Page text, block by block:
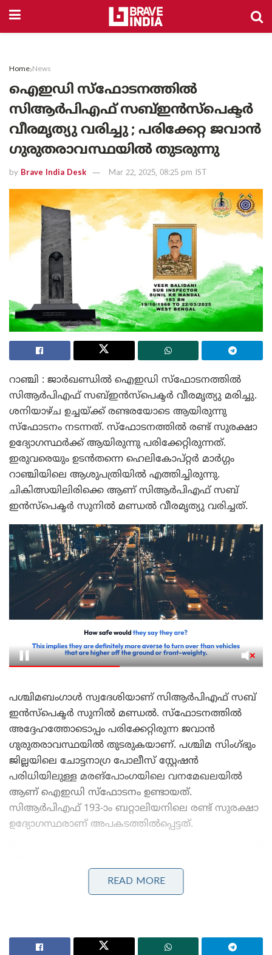
Home News
ഐഇഡി സ്ഫോടനത്തിൽ
സിആർപിഎഫ് സബ്ഇൻസ്പെക്ടർ
വീരമൃത്യു വരിച്ചു ; പരിക്കേറ്റ ജവാൻ
ഗുരുതരാവസ്ഥയിൽ തുടരുന്നു
by Brave India Desk Mar 22, 2025, 08:25 pm IST
റാഞ്ചി : ജാർഖണ്ഡിൽ ഐഇഡി സ്ഫോടനത്തിൽ
സിആർപിഎഫ് സബ്ഇൻസ്പെക്ടർ വീരമൃത്യു മരിച്ചു.
ശനിയാഴ്ച ഉച്ചയ്ക്ക് രണ്ടരയോടെ ആയിരുന്നു
സ്ഫോടനം നടന്നത്. സ്ഫോടനത്തിൽ രണ്ട് സുരക്ഷാ
ഉദ്യോഗസ്ഥർക്ക് ആയിരുന്നു പരിക്കേറ്റിരുന്നത്.
ഇരുവരെയും ഉടൻതന്നെ ഹെലികോപ്റ്റർ മാർഗ്ഗം
റാഞ്ചിയിലെ ആശുപത്രിയിൽ എത്തിച്ചിരുന്നു.
ചികിത്സയിലിരിക്കെ ആണ് സിആർപിഎഫ് സബ്
ഇൻസ്പെക്ടർ സുനിൽ മണ്ഡൽ വീരമൃത്യു വരിച്ചത്.
പശ്ചിമബംഗാൾ സ്വദേശിയാണ് സിആർപിഎഫ് സബ്
ഇൻസ്പെക്ടർ സുനിൽ മണ്ഡൽ. സ്ഫോടനത്തിൽ
അദ്ദേഹത്തോടൊപ്പം പരിക്കേറ്റിരുന്ന ജവാൻ
ഗുരുതരാവസ്ഥയിൽ തുടരുകയാണ്. പശ്ചിമ സിംഗ്ഭും
ജില്ലയിലെ ചോട്ടനാഗ്ര പോലീസ് സ്റ്റേഷൻ
പരിധിയിലുള്ള മരങ്‌പോംഗയിലെ വനമേഖലയിൽ
ആണ് ഐഇഡി സ്ഫോടനം ഉണ്ടായത്.
സിആർപിഎഫ് 193-ാം ബറ്റാലിയനിലെ രണ്ട് സുരക്ഷാ
ഉദ്യോഗസ്ഥരാണ് അപകടത്തിൽപ്പെട്ടത്.
യുദ്ധവിമാനങ്ങൾ ഇന്ത്യയിൽ നിർമ്മിക്കും,
ഫ്രാൻസിന്റെ വൻ ഓഫർ
READ MORE